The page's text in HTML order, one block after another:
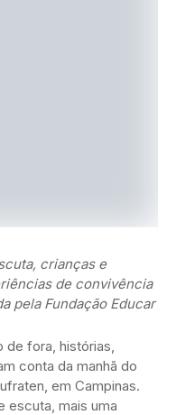
crianças e
de convivência
pela Fundação Educar
de fora, histórias,
conta da manhã do
em Campinas.
escuta, mais uma